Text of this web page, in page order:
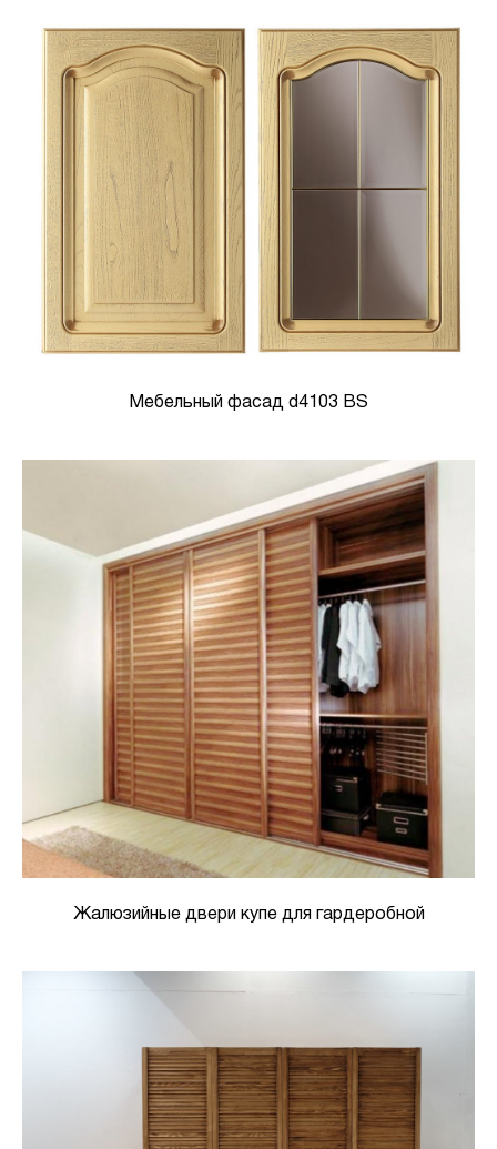
Мебельный фасад d4103 BS
Жалюзийные двери купе для гардеробной